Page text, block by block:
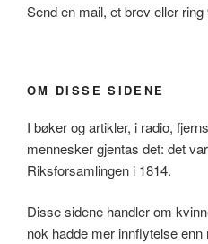
Send en mail, et brev eller ring
OM DISSE SIDENE
I bøker og artikler, i radio,
mennesker gjentas det: det
Riksforsamlingen i 1814.
Disse sidene handler om
nok hadde mer innflytelse